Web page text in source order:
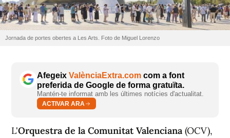
Jornada de portes obertes a Les Arts. Foto de Miguel Lorenzo
Afegeix ValènciaExtra.com com a font
preferida de Google de forma gratuïta.
Mantén-te informat amb les últimes notícies d'actualitat.
ACTIVAR ARA
L'Orquestra de la Comunitat Valenciana (OCV),